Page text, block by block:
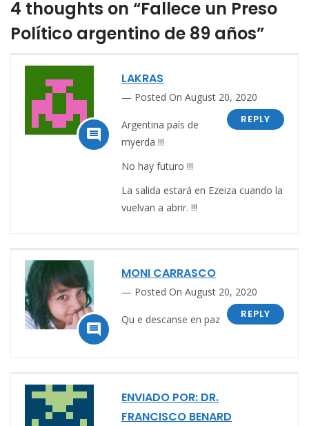
4 thoughts on “Fallece un Preso
Político argentino de 89 años”

LAKRAS
Posted On August 20, 2020
REPLY
Argentina país de
myerda !!!
No hay futuro !!!
La salida estará en Ezeiza cuando la
vuelvan a abrir. !!!

MONI CARRASCO
Posted On August 20, 2020
REPLY
Qu e descanse en paz
ENVIADO POR: DR.
FRANCISCO BENARD